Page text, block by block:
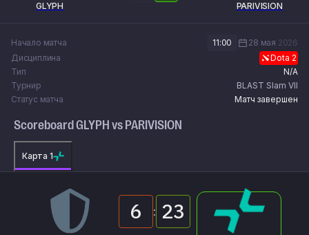
GLYPH PARIVISION
Начало матча 11:00 28 мая 2026
Дисциплина
Dota 2
Тип
N/A
Турнир
BLAST Slam VII
Статус матча
Матч завершен
Scoreboard GLYPH vs PARIVISION
Карта 1
6 : 23